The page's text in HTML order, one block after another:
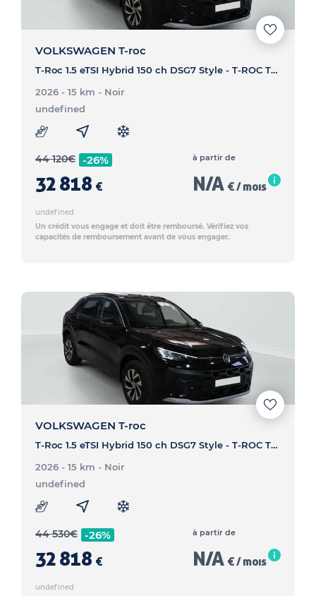
VOLKSWAGEN T-roc
T-Roc 1.5 eTSI Hybrid 150 ch DSG7 Style - T-ROC T-Roc 1.5 eTSI Hybrid 150 ch DSG7 Style
2026 - 15 km - Noir
undefined
44 120€ -26%
32 818 €
à partir de
N/A € / mois
undefined
Un crédit vous engage et doit être remboursé. Vérifiez vos
capacités de remboursement avant de vous engager.
VOLKSWAGEN T-roc
T-Roc 1.5 eTSI Hybrid 150 ch DSG7 Style - T-ROC T-Roc 1.5 eTSI Hybrid 150 ch DSG7 Style
2026 - 15 km - Noir
undefined
44 530€ -26%
32 818 €
à partir de
N/A € / mois
undefined